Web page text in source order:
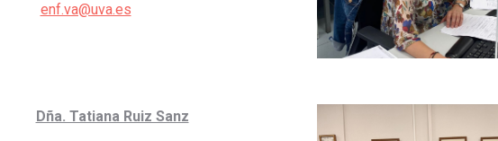
enf.va@uva.es
Dña. Tatiana Ruiz Sanz